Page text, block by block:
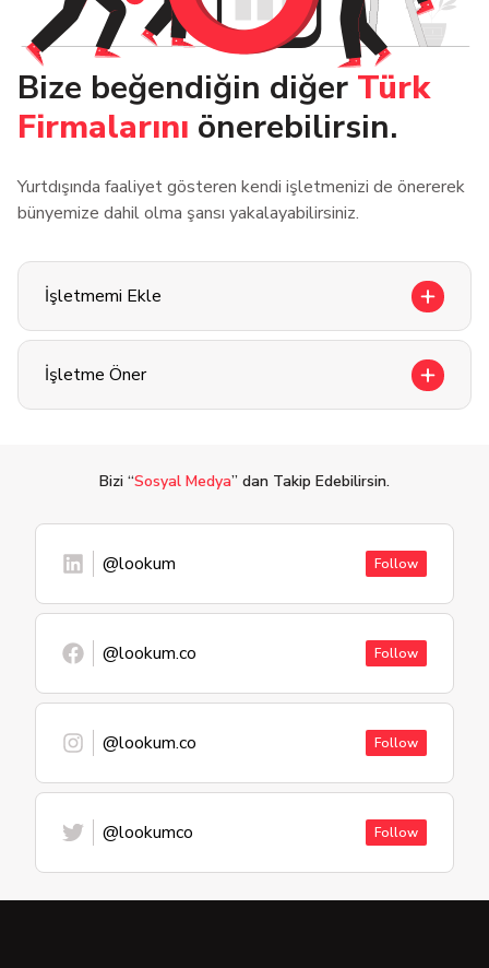
Bize beğendiğin diğer Türk
Firmalarını önerebilirsin.
Yurtdışında faaliyet gösteren kendi işletmenizi de önererek
bünyemize dahil olma şansı yakalayabilirsiniz.
İşletmemi Ekle
İşletme Öner
Bizi “Sosyal Medya” dan Takip Edebilirsin.
@lookum Follow
@lookum.co Follow
@lookum.co Follow
@lookumco Follow